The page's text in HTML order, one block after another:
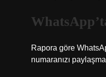
Rapora göre
numaranızı